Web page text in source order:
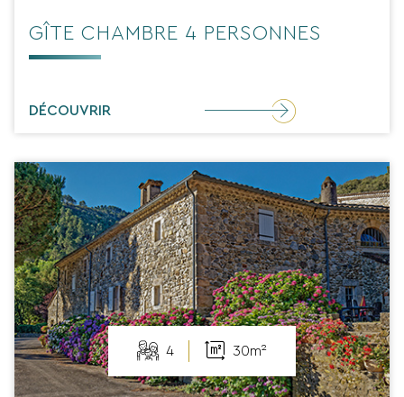
GÎTE CHAMBRE 4 PERSONNES
DÉCOUVRIR
4 30m²